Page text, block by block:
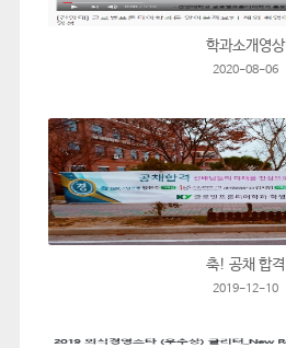
학과소개영상
2020-08-06
축! 공채 합격
2019-12-10